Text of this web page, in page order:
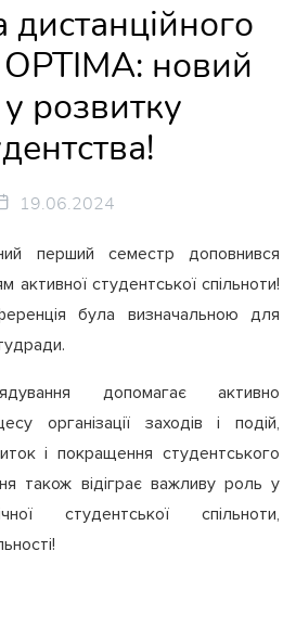
новий
розвитку
19.06.2024
перший семестр доповнився
активної студентської спільноти!
була визначальною для
допомагає активно
організації заходів і подій,
і покращення студентського
також відіграє важливу роль у
студентської спільноти,